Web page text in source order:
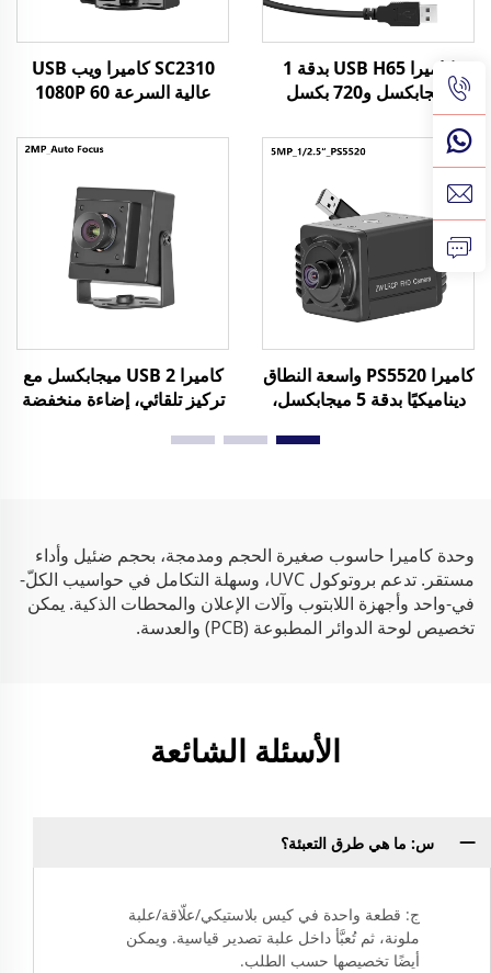
كاميرا USB H65 بدقة 1
ميجابكسل و720 بكسل
مستشعر CMOS 1/3"،
كاميرا صغيرة بدقة 1
ميجابكسل مع دعم
Windows/Android/linux
SC2310 كاميرا ويب USB
عالية السرعة 1080P 60
UVC OTG كاميرا صغيرة
كاميرا PS5520 واسعة النطاق
ديناميكيًا بدقة 5 ميجابكسل،
2592x1944، 30 إطارًا في
كاميرا USB 2 ميجابكسل مع
تركيز تلقائي، إضاءة منخفضة
وحدة كاميرا حاسوب صغيرة الحجم ومدمجة، بحجم ضئيل وأداء
مستقر. تدعم بروتوكول UVC، وسهلة التكامل في حواسيب الكلّ-
في-واحد وأجهزة اللابتوب وآلات الإعلان والمحطات الذكية. يمكن
تخصيص لوحة الدوائر المطبوعة (PCB) والعدسة.
الأسئلة الشائعة
س: ما هي طرق التعبئة؟
ج: قطعة واحدة في كيس بلاستيكي/علّاقة/علبة
ملونة، ثم تُعبَّأ داخل علبة تصدير قياسية. ويمكن
أيضًا تخصيصها حسب الطلب.